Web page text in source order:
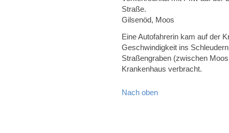
Straße.
Gilsenöd, Moos
Eine Autofahrerin kam auf der
Geschwindigkeit ins
Straßengraben (zwischen
Krankenhaus verbracht.
Nach oben